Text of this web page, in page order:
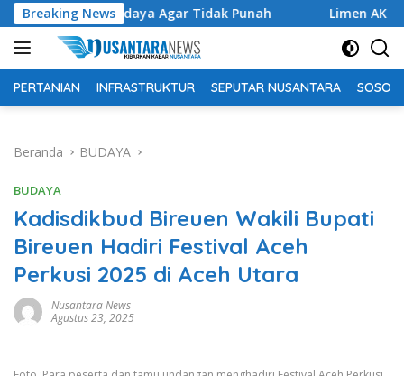
Langsung
ke
konten
Breaking News
Budaya Agar Tidak Punah Limen AK Lingai Tokoh
PERTANIAN INFRASTRUKTUR SEPUTAR NUSANTARA SOSOK
Beranda BUDAYA
BUDAYA
Kadisdikbud Bireuen Wakili Bupati
Bireuen Hadiri Festival Aceh
Perkusi 2025 di Aceh Utara
Nusantara News
Agustus 23, 2025